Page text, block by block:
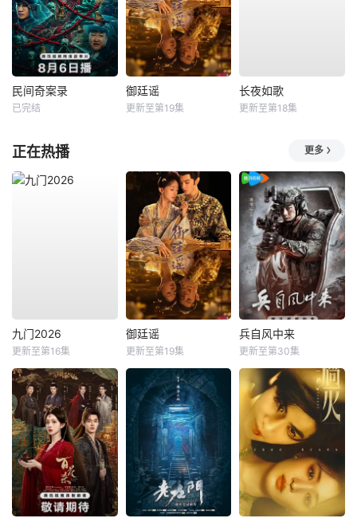
民间奇案录
已完结
御廷谣
更新至第19集
长夜如歌
更新至第18集
正在热播 更多
九门2026
更新至第16集
御廷谣
更新至第19集
兵自风中来
更新至第30集